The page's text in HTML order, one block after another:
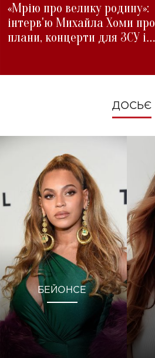
«Мрію про велику родину»:
інтерв'ю Михайла Хоми про
плани, концерти для ЗСУ і
ДОСЬЄ
БЕЙОНСЕ